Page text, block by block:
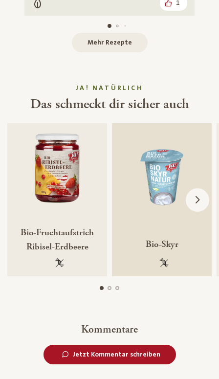
Vegetarisch 1
Mehr Rezepte
JA! NATÜRLICH
Das schmeckt dir sicher auch
Bio-Fruchtaufstrich
Ribisel-Erdbeere
100 % gentechnikfrei
Bio-Skyr
100 %
Kommentare
Jetzt Kommentar schreiben